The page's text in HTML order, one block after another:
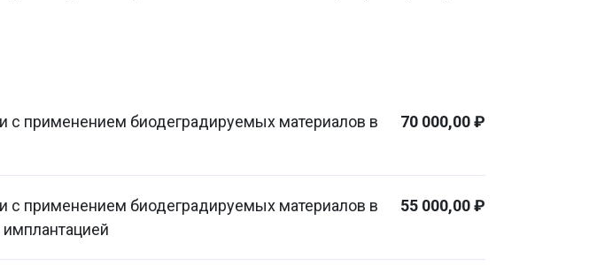
с применением биодеградируемых материалов в
70 000,00 ₽
с применением биодеградируемых материалов в
55 000,00 ₽